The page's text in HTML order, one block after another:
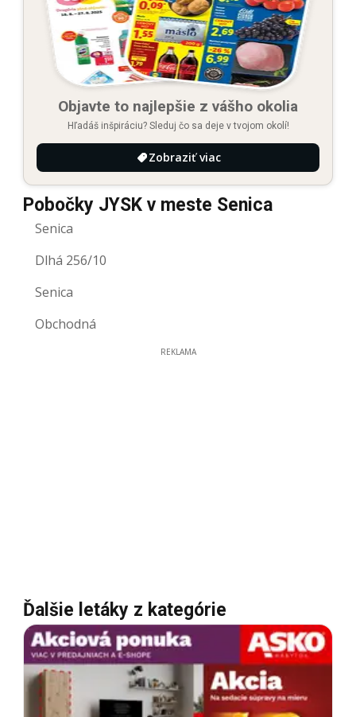
Objavte to najlepšie z vášho okolia
Hľadáš inšpiráciu? Sleduj čo sa deje v tvojom okolí!
Zobraziť viac
Pobočky JYSK v meste Senica
Senica
Dlhá 256/10
Senica
Obchodná
REKLAMA
Ďalšie letáky z kategórie